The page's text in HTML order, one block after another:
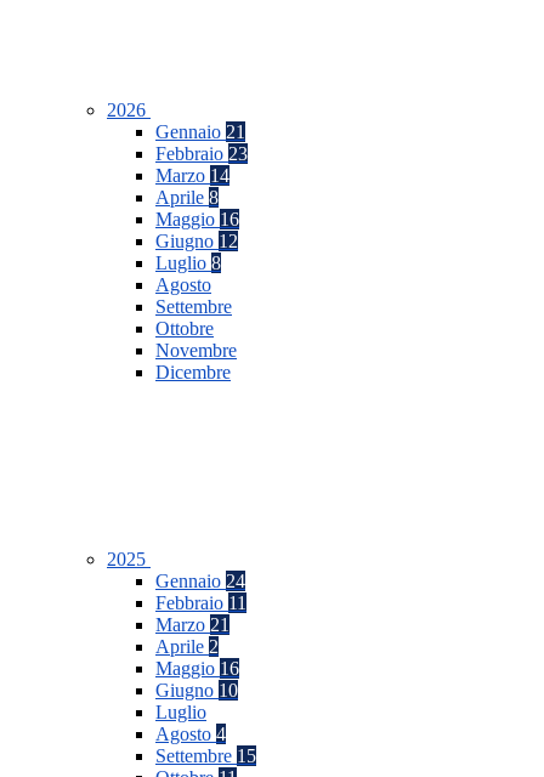
2026
Gennaio 21
Febbraio 23
Marzo 14
Aprile 8
Maggio 16
Giugno 12
Luglio 8
Agosto
Settembre
Ottobre
Novembre
Dicembre
2025
Gennaio 24
Febbraio 11
Marzo 21
Aprile 2
Maggio 16
Giugno 10
Luglio
Agosto 4
Settembre 15